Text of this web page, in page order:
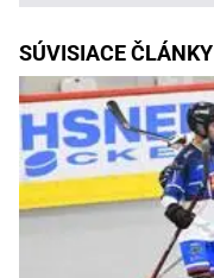
SÚVISIACE ČLÁNKY